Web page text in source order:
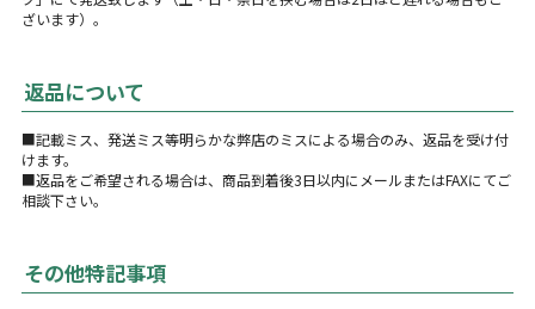
ざいます）。
返品について
■記載ミス、発送ミス等明らかな弊店のミスによる場合のみ、返品を受け付
けます。
■返品をご希望される場合は、商品到着後3日以内にメールまたはFAXにてご
相談下さい。
その他特記事項